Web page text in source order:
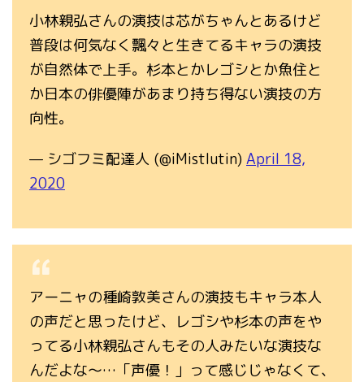
小林親弘さんの演技は芯がちゃんとあるけど
普段は何気なく飄々と生きてるキャラの演技
が自然体で上手。杉本とかレゴシとか魚住と
か日本の俳優陣があまり持ち得ない演技の方
向性。
— シゴフミ配達人 (@iMistlutin) April 18,
2020
アーニャの種崎敦美さんの演技もキャラ本人
の声だと思ったけど、レゴシや杉本の声をや
ってる小林親弘さんもその人みたいな演技な
んだよな～…「声優！」って感じじゃなくて、